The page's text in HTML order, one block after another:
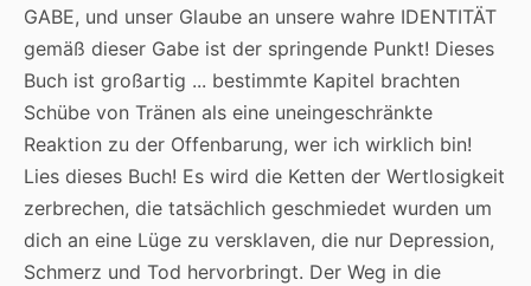
GABE, und unser Glaube an unsere wahre IDENTITÄT
gemäß dieser Gabe ist der springende Punkt! Dieses
Buch ist großartig ... bestimmte Kapitel brachten
Schübe von Tränen als eine uneingeschränkte
Reaktion zu der Offenbarung, wer ich wirklich bin!
Lies dieses Buch! Es wird die Ketten der Wertlosigkeit
zerbrechen, die tatsächlich geschmiedet wurden um
dich an eine Lüge zu versklaven, die nur Depression,
Schmerz und Tod hervorbringt. Der Weg in die